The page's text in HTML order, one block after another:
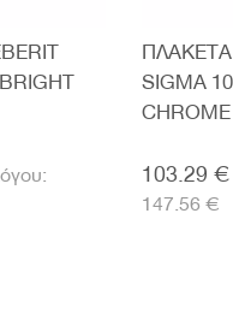
ΠΛΑΚΕΤΑ
SIGMA
103.29 €
147.56 €